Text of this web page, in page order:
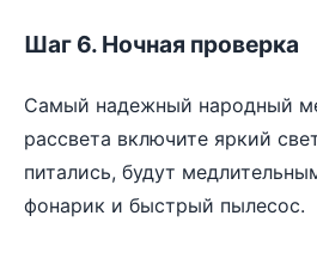
Шаг 6. Ночная проверка
Самый надежный народный
рассвета включите яркий
питались, будут
фонарик и быстрый пылесос.